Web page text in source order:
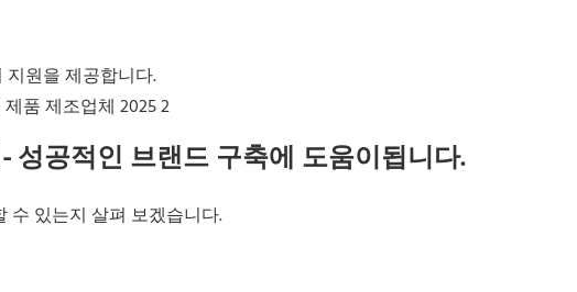
원을 제공합니다.
성공적인 브랜드 구축에 도움이됩니다.
수 있는지 살펴 보겠습니다.